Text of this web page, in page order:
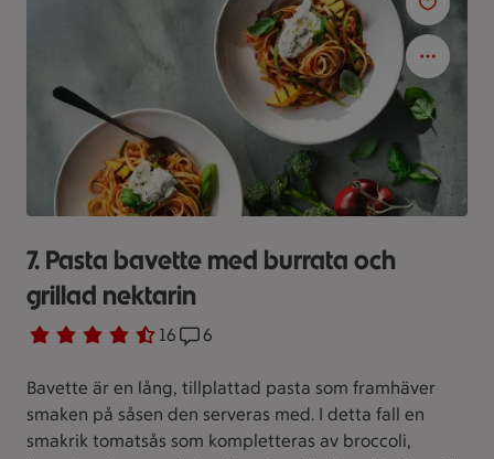
7. Pasta bavette med burrata och
grillad nektarin
Betyg 4.4 av 5. 16
16 personer har röstatReceptet har 6 kommentarer
6
Bavette är en lång, tillplattad pasta som framhäver
smaken på såsen den serveras med. I detta fall en
smakrik tomatsås som kompletteras av broccoli,